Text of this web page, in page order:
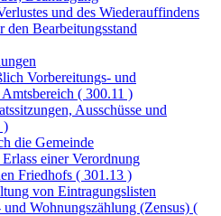
und des Wiederauffindens
den Bearbeitungsstand
Vorbereitungs- und
( 300.11 )
Ausschüsse und
)
die Gemeinde
einer Verordnung
Friedhofs ( 301.13 )
von Eintragungslisten
Wohnungszählung (Zensus) (